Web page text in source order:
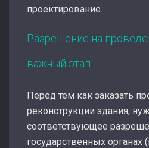
проектирование.
Разрешение на
важный этап
Перед тем как заказать
реконструкции здания,
соответствующее
государственных органах